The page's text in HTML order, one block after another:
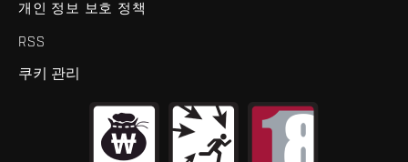
개인 정보 보호 정책
RSS
쿠키 관리